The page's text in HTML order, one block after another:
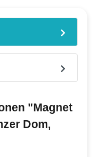
"Magnet
Dom,